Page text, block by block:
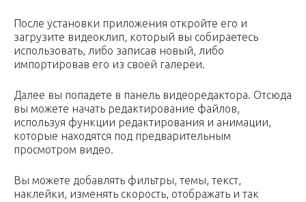
После установки приложения откройте его и
загрузите видеоклип, который вы собираетесь
использовать, либо записав новый, либо
импортировав его из своей галереи.
Далее вы попадете в панель видеоредактора. Отсюда
вы можете начать редактирование файлов,
используя функции редактирования и анимации,
которые находятся под предварительным
просмотром видео.
Вы можете добавлять фильтры, темы, текст,
наклейки, изменять скорость, отображать и так